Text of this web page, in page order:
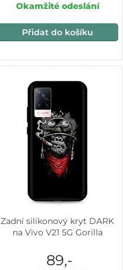
Okamžité odeslání
Přidat do košíku
Zadní silikonový kryt DARK
na Vivo V21 5G Gorilla
89,-